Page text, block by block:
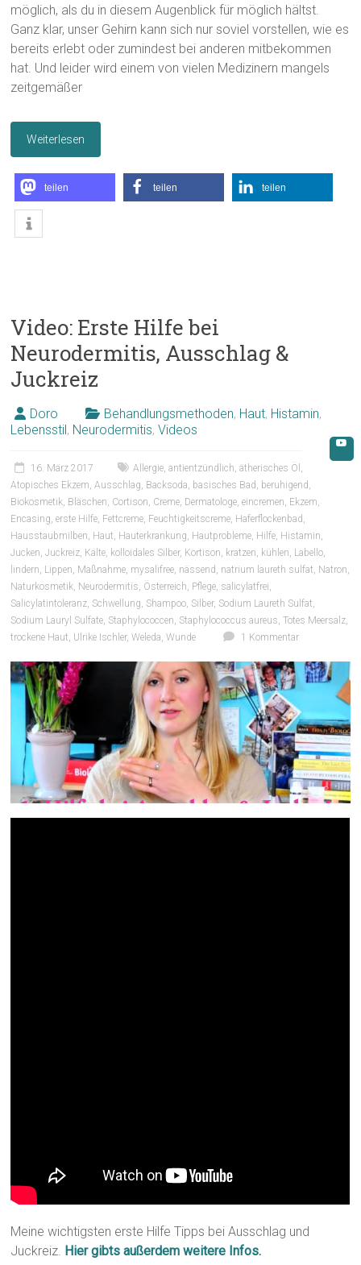
möglich, als du in diesem Augenblick für möglich hältst.
Ganz klar, unser Gehirn kann sich nur soviel vorstellen, wie es
bereits erlebt oder zumindest bei anderen mitbekommen
hat. Und leider wird einem von vielen Medizinern mangels
zeitgemäßer
Weiterlesen
teilen teilen teilen
Video: Erste Hilfe bei
Neurodermitis, Ausschlag &
Juckreiz
Doro Behandlungsmethoden, Haut, Histamin,
Lebensstil , Neurodermitis,Videos
16. März 2017 Allergie,antientzündlich,ätherisches Öl ,
Atopisches Ekzem,Ausschlag, Backsoda, basisches Bad , beruhigend ,
Biokosmetik, Bläschen, Cortison, Creme, Dermatologe,eincremen, Ekzem,
Encasing,erste Hilfe, Fettcreme, Feuchtigkeitscreme, Haferflockenbad ,
Hausstaubmilben, Haut, Hauterkrankung, Hautprobleme, Hilfe, Histamin,
Jucken,Juckreiz, Kälte, kolloidales Silber, Kortison, kratzen, kühlen, Labello,
lindern, Lippen, Maßnahme, mysalifree, nässend , natrium laureth sulfat, Natron,
Naturkosmetik, Neurodermitis, Österreich, Pflege, salicylatfrei,
Salicylatintoleranz, Schwellung, Shampoo, Silber, Sodium Laureth Sulfat,
Sodium Lauryl Sulfate, Staphylococcen, Staphylococcus aureus,Totes Meersalz,
trockene Haut, Ulrike Ischler,Weleda,Wunde 1 Kommentar
Meine wichtigsten erste Hilfe Tipps bei Ausschlag und
Juckreiz. Hier gibts außerdem weitere Infos.